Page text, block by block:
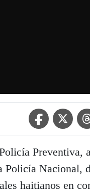
Facebook Icon
Twitter
Preventiva,
Policía Nacional,
haitianos en